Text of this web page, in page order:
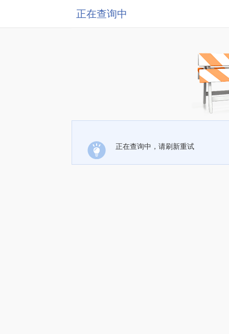
正在查询中
正在查询中，请刷新重试